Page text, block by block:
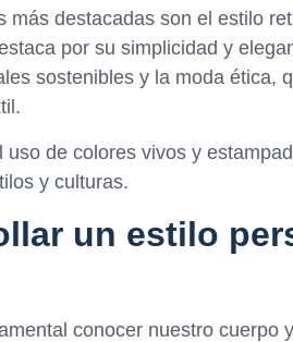
destacadas son el estilo
por su simplicidad y
sostenibles y la moda ética,
de colores vivos y
y culturas.
un estilo
conocer nuestro cuerpo